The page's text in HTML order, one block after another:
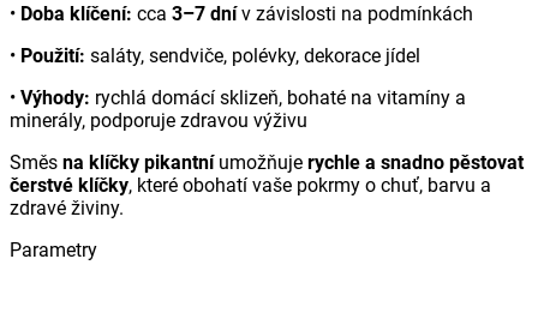
• Doba klíčení: cca 3–7 dnív závislosti na podmínkách
• Použití: saláty, sendviče, polévky, dekorace jídel
• Výhody: rychlá domácí sklizeň, bohaté na vitamíny a
minerály, podporuje zdravou výživu
Směs na klíčky pikantníumožňuje rychle a snadno pěstovat
čerstvé klíčky, které obohatí vaše pokrmy o chuť, barvu a
zdravé živiny.
Parametry